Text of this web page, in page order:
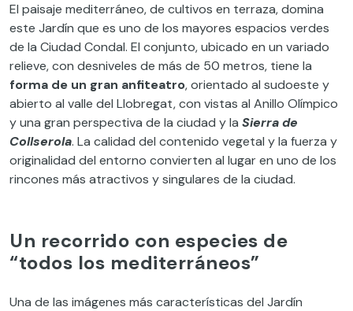
El paisaje mediterráneo, de cultivos en terraza, domina
este Jardín que es uno de los mayores espacios verdes
de la Ciudad Condal. El conjunto, ubicado en un variado
relieve, con desniveles de más de 50 metros, tiene la
forma de un gran anfiteatro, orientado al sudoeste y
abierto al valle del Llobregat, con vistas al Anillo Olímpico
y una gran perspectiva de la ciudad y la Sierra de
Collserola. La calidad del contenido vegetal y la fuerza y
originalidad del entorno convierten al lugar en uno de los
rincones más atractivos y singulares de la ciudad.
Un recorrido con especies de
“todos los mediterráneos”
Una de las imágenes más características del Jardín